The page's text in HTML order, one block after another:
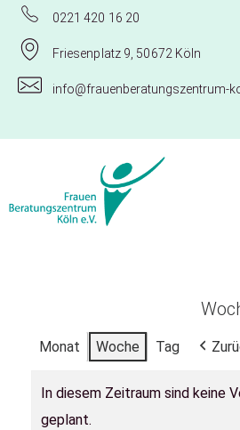
0221 420 16 20
Friesenplatz 9, 50672 Köln
info@frauenberatungszentrum-
Monat Woche Tag
In diesem Zeitraum sind keine
geplant.